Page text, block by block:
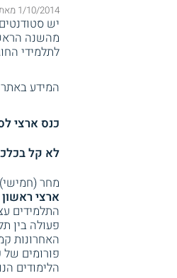
1/10/2014 מאת: מערכת "לימודים בישראל" (3,596 צפיות)
יש
מהשנה
לתלמידי
המידע באתר הועיל
כנס ארצי
לא קל
מחר (חמישי)
ארצי
התלמידים
פעולה בין
האחרונות
פורומים
הלימודים